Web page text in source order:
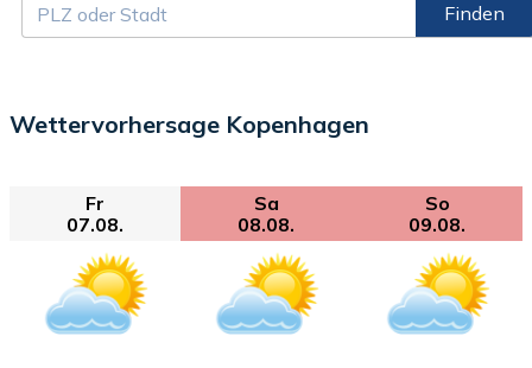
Finden
Wettervorhersage Kopenhagen
Fr
07.08.
Sa
08.08.
So
09.08.